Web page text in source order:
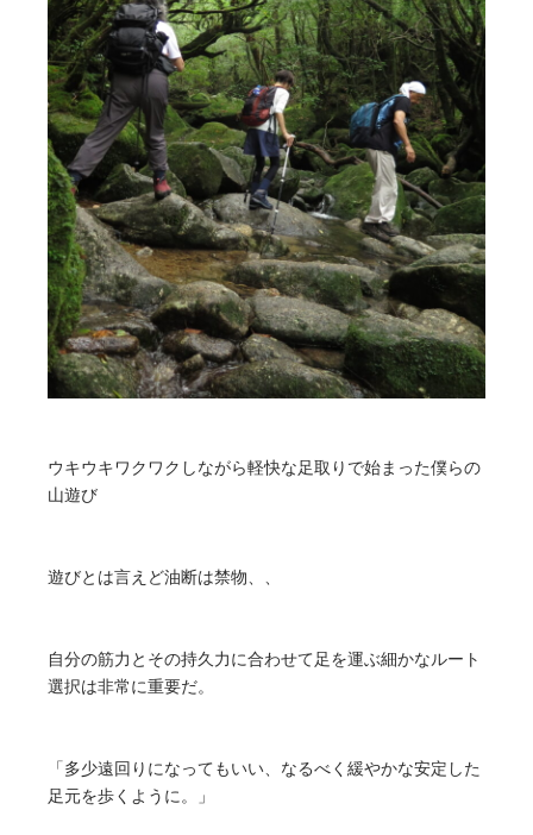
ウキウキワクワクしながら軽快な足取りで始まった僕らの
山遊び
遊びとは言えど油断は禁物、、
自分の筋力とその持久力に合わせて足を運ぶ細かなルート
選択は非常に重要だ。
「多少遠回りになってもいい、なるべく緩やかな安定した
足元を歩くように。」